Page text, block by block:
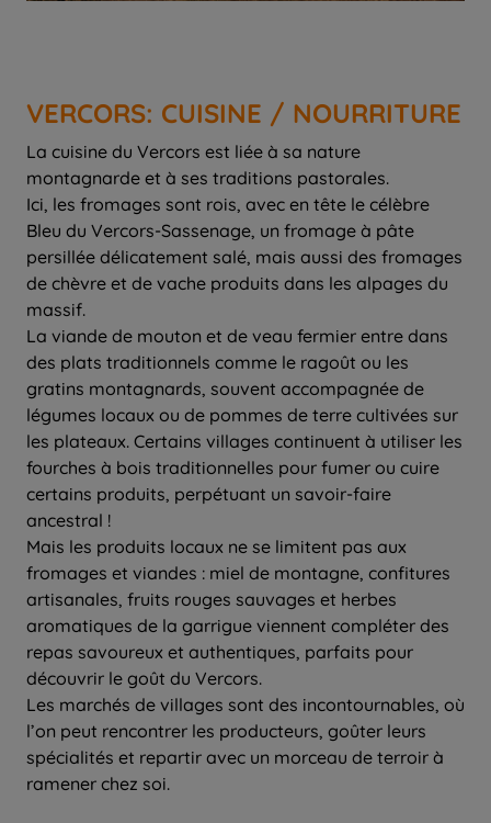
VERCORS: CUISINE / NOURRITURE
La cuisine du Vercors est liée à sa nature
montagnarde et à ses traditions pastorales.
Ici, les fromages sont rois, avec en tête le célèbre
Bleu du Vercors-Sassenage, un fromage à pâte
persillée délicatement salé, mais aussi des fromages
de chèvre et de vache produits dans les alpages du
massif.
La viande de mouton et de veau fermier entre dans
des plats traditionnels comme le ragoût ou les
gratins montagnards, souvent accompagnée de
légumes locaux ou de pommes de terre cultivées sur
les plateaux. Certains villages continuent à utiliser les
fourches à bois traditionnelles pour fumer ou cuire
certains produits, perpétuant un savoir-faire
ancestral !
Mais les produits locaux ne se limitent pas aux
fromages et viandes : miel de montagne, confitures
artisanales, fruits rouges sauvages et herbes
aromatiques de la garrigue viennent compléter des
repas savoureux et authentiques, parfaits pour
découvrir le goût du Vercors.
Les marchés de villages sont des incontournables, où
l’on peut rencontrer les producteurs, goûter leurs
spécialités et repartir avec un morceau de terroir à
ramener chez soi.